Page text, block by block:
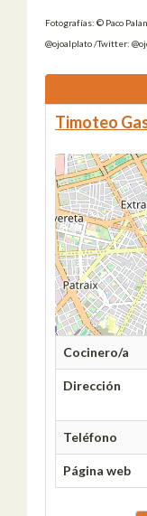
Fotografías: © Paco
@ojoalplato /Twitter:
Timoteo
Cocinero/a
Dirección
Teléfono
Página web